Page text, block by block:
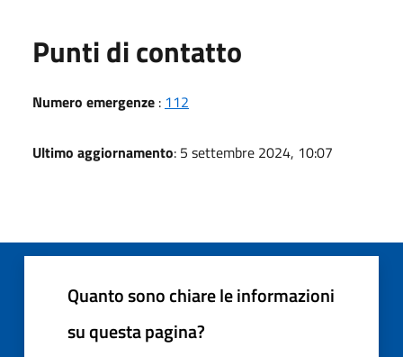
Punti di contatto
Numero emergenze : 112
Ultimo aggiornamento: 5 settembre 2024, 10:07
Quanto sono chiare le informazioni
su questa pagina?